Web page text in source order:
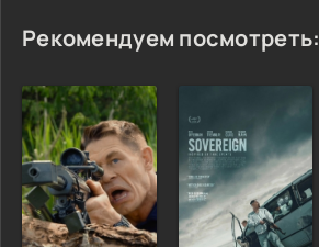
Рекомендуем посмотреть: